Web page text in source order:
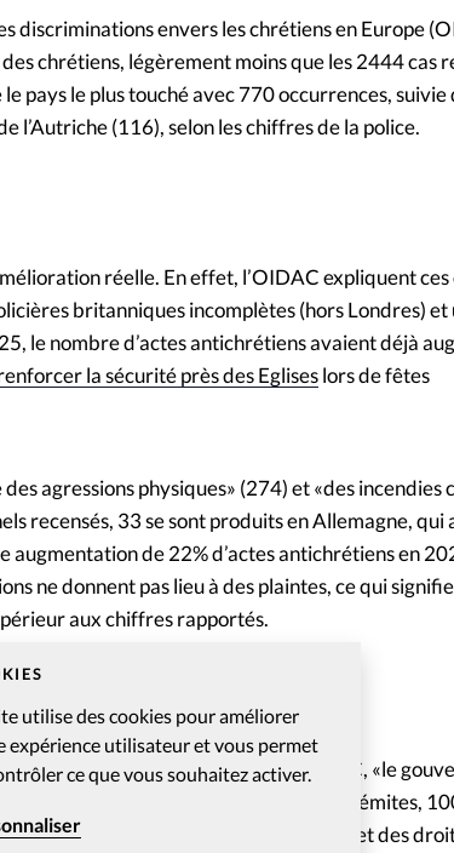
utilise des cookies pour améliorer
expérience utilisateur et vous permet
ce que vous souhaitez activer.
Nous
discriminations envers les chrétiens en Europe
chrétiens, légèrement moins que les 2444 cas
pays le plus touché avec 770 occurrences, suivie
l’Autriche (116), selon les chiffres de la police.
réelle. En effet, l’OIDAC expliquent
britanniques incomplètes (hors Londres) et
le nombre d’actes antichrétiens avaient déjà
la sécurité près des Egliseslors de fêtes
agressions physiques» (274) et «des incendies
recensés, 33 se sont produits en Allemagne, qui
augmentation de 22% d’actes antichrétiens en
ne donnent pas lieu à des plaintes, ce qui
aux chiffres rapportés.
les chrétiens. En effet, selon l’OIDAC, «le
ont signalé plus de 3000 crimes antisémites,
Bureau des institutions démocratiques et des